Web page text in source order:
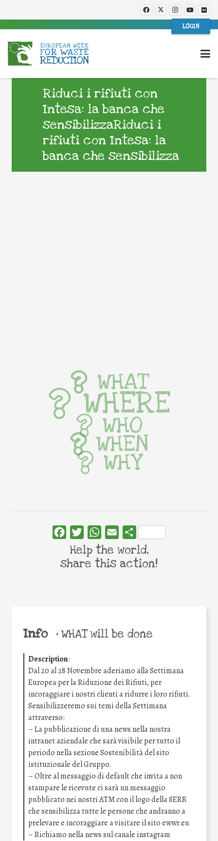
LOGIN
Riduci i rifiuti con
Intesa: la banca che
sensibilizzaRiduci i
rifiuti con Intesa: la
banca che sensibilizza
Info •WHAT will be done
Description:
Dal 20 al 28 Novembre aderiamo alla Settimana
Europea per la Riduzione dei Rifiuti, per
incoraggiare i nostri clienti a ridurre i loro rifiuti.
Sensibilizzeremo sui temi della Settimana
attraverso:
– La pubblicazione di una news nella nostra
intranet aziendale che sarà visibile per tutto il
periodo nella sezione Sostenibilità del sito
istituzionale del Gruppo.
– Oltre al messaggio di default che invita a non
stampare le ricevute ci sarà un messaggio
pubblicato nei nostri ATM con il logo della SERR
che sensibilizza tutte le persone che andranno a
prelevare e incoraggiare a visitare il sito ewwr.eu
– Richiamo nella news sul canale instagram
WHAT
WHERE
WHO
WHEN
WHY
FacebookTwitterWhatsApp
Email Share
Help the world,
share this action!